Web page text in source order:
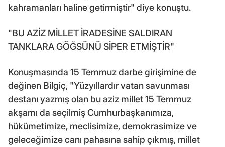
kahramanları haline getirmiştir" diye konuştu.
"BU AZİZ MİLLET İRADESİNE SALDIRAN
TANKLARA GÖĞSÜNÜ SİPER ETMİŞTİR"
Konuşmasında 15 Temmuz darbe girişimine de
değinen Bilgiç, "Yüzyıllardır vatan savunması
destanı yazmış olan bu aziz millet 15 Temmuz
akşamı da seçilmiş Cumhurbaşkanımıza,
hükümetimize, meclisimize, demokrasimize ve
geleceğimize canı pahasına sahip çıkmış, millet